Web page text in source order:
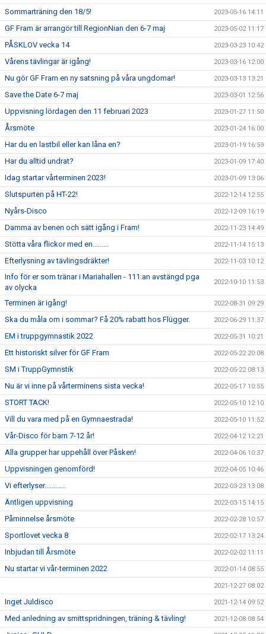
Sommarträning den 18/5! 2023-05-16 14:11
GF Fram är arrangör till RegionNian den 6-7 maj 2023-05-02 11:17
PÅSKLOV vecka 14 2023-03-23 10:42
Vårens tävlingar är igång! 2023-03-16 12:00
Nu gör GF Fram en ny satsning på våra ungdomar! 2023-03-13 13:21
Save the Date 6-7 maj 2023-03-01 12:56
Uppvisning lördagen den 11 februari 2023 2023-01-27 11:50
Årsmöte 2023-01-24 16:00
Har du en lastbil eller kan låna en? 2023-01-19 16:59
Har du alltid undrat? 2023-01-09 17:40
Idag startar vårterminen 2023! 2023-01-09 13:06
Slutspurten på HT-22! 2022-12-14 12:55
Nyårs-Disco 2022-12-09 16:19
Damma av benen och sätt igång i Fram! 2022-11-23 14:49
Stötta våra flickor med en......... 2022-11-14 15:13
Efterlysning av tävlingsdräkter! 2022-11-03 10:12
Info för er som tränar i Mariahallen - 111:an avstängd pga
av olycka
2022-10-10 11:53
Terminen är igång! 2022-08-31 09:29
Ska du måla om i sommar? Få 20% rabatt hos Flügger. 2022-06-29 11:37
EM i truppgymnastik 2022 2022-05-31 10:21
Ett historiskt silver för GF Fram 2022-05-22 20:08
SM i TruppGymnstik 2022-05-22 08:13
Nu är vi inne på vårterminens sista vecka! 2022-05-17 10:55
STORT TACK! 2022-05-10 12:10
Vill du vara med på en Gymnaestrada! 2022-05-10 11:52
Vår-Disco för barn 7-12 år! 2022-04-12 12:21
Alla grupper har uppehåll över Påsken! 2022-04-06 10:37
Uppvisningen genomförd! 2022-04-05 10:46
Vi efterlyser............ 2022-03-23 13:08
Äntligen uppvisning 2022-03-15 14:15
Påminnelse årsmöte 2022-02-28 10:57
Sportlovet vecka 8 2022-02-17 13:24
Inbjudan till Årsmöte 2022-02-02 11:11
Nu startar vi vår-terminen 2022 2022-01-14 08:55
2021-12-27 08:02
Inget Juldisco 2021-12-14 09:52
Med anledning av smittspridningen, träning & tävling! 2021-12-08 08:54